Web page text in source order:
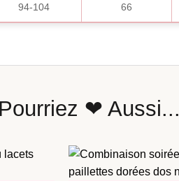
94-104 66
❤ Aussi...